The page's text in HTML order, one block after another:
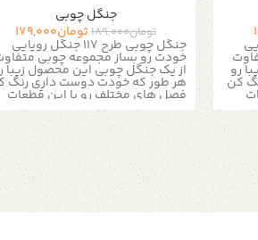
رو
کن
یه
های
جنگل چوبی
تومان189,000تومان179,000
جنگل چوبی طرح 117 جنگل رویایی
خودت رو بساز مجموعه چوبی
از یک جنگل چوبی این محصول زیبا
هر طور که خودت دوست داری رنگ
فصل های مختلف رو با این قطعات
خاص چوبی به تصویر بکشید کافیه یه
قلمو برداری و با چند رنگ ساده هر
رنگی که دلت میخواد به این جنگل
رویایی بدی برای رنگ آمیزی بهتر رنگ
تمامی چوب ها روشن میباشد این
درخت های چوبی برای ساخت ماکت
زیبا بسیار کاربردی هستند یک دکوری
عالی برای جاهای مختلف حونه و محل
کار شما